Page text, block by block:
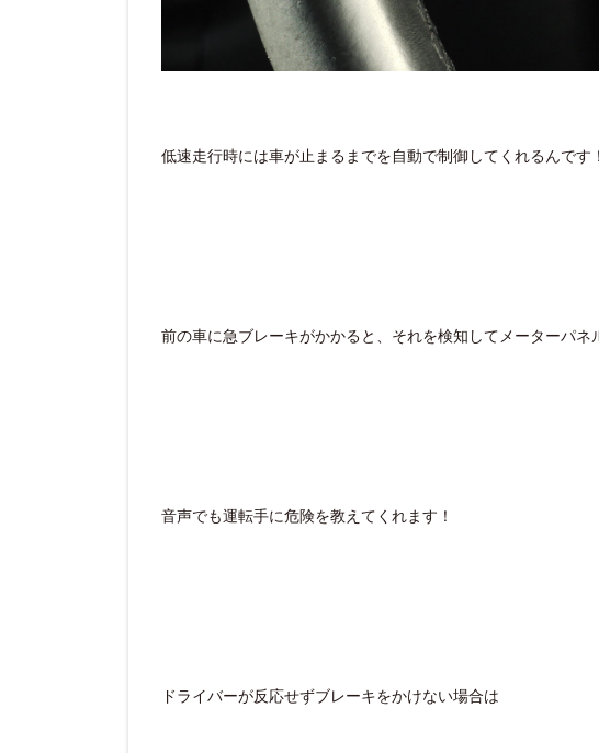
低速走行時には車が止まるまでを自動で制御してくれるんです！
前の車に急ブレーキがかかると、それを検知してメーターパネ
音声でも運転手に危険を教えてくれます！
ドライバーが反応せずブレーキをかけない場合は